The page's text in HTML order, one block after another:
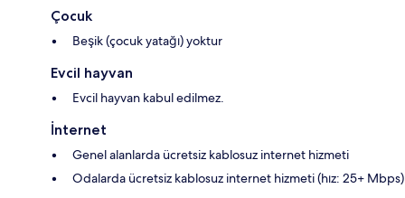
Çocuk
Beşik (çocuk yatağı) yoktur
Evcil hayvan
Evcil hayvan kabul edilmez.
İnternet
Genel alanlarda ücretsiz kablosuz internet hizmeti
Odalarda ücretsiz kablosuz internet hizmeti (hız: 25+ Mbps)